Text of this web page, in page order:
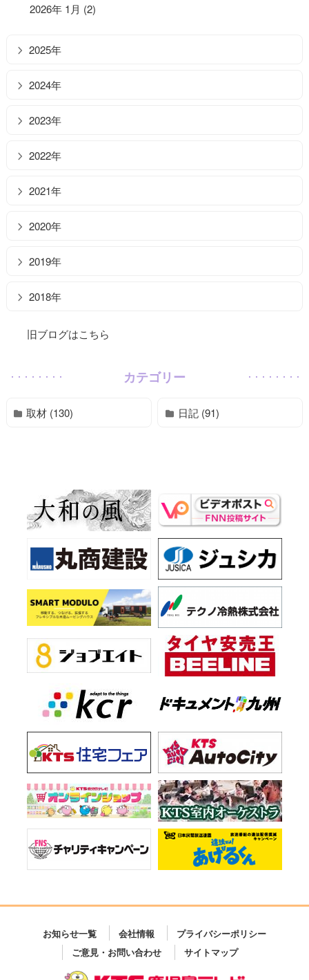
2026年 1月 (2)
2025年
2024年
2023年
2022年
2021年
2020年
2019年
2018年
旧ブログはこちら
カテゴリー
取材 (130) 日記 (91)
お知らせ一覧 会社情報
プライバシーポリシー
ご意見・お問い合わせ
サイトマップ